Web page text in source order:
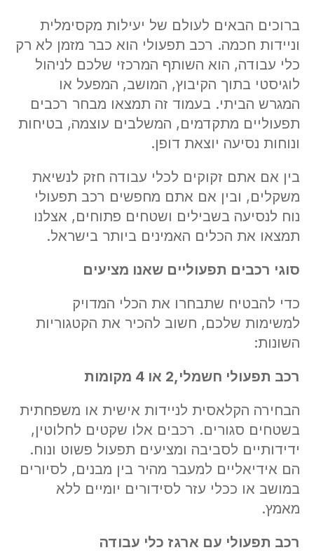
ברוכים הבאים לעולם של יעילות מקסימלית
וניידות חכמה. רכב תפעולי הוא כבר מזמן לא רק
כלי עבודה, הוא השותף המרכזי שלכם לניהול
לוגיסטי בתוך הקיבוץ, המושב, המפעל או
המגרש הביתי. בעמוד זה תמצאו מבחר רכבים
תפעוליים מתקדמים, המשלבים עוצמה, בטיחות
ונוחות נסיעה יוצאת דופן.
בין אם אתם זקוקים לכלי עבודה חזק לנשיאת
משקלים, ובין אם אתם מחפשים רכב תפעולי
נוח לנסיעה בשבילים ושטחים פתוחים, אצלנו
תמצאו את הכלים האמינים ביותר בישראל.
סוגי רכבים תפעוליים שאנו מציעים
כדי להבטיח שתבחרו את הכלי המדויק
למשימות שלכם, חשוב להכיר את הקטגוריות
השונות:
רכב תפעולי חשמלי,2 או 4 מקומות
הבחירה הקלאסית לניידות אישית או משפחתית
בשטחים סגורים. רכבים אלו שקטים לחלוטין,
ידידותיים לסביבה ומציעים תפעול פשוט ונוח.
הם אידיאליים למעבר מהיר בין מבנים, לסיורים
במושב או ככלי עזר לסידורים יומיים ללא
מאמץ.
רכב תפעולי עם ארגז כלי עבודה